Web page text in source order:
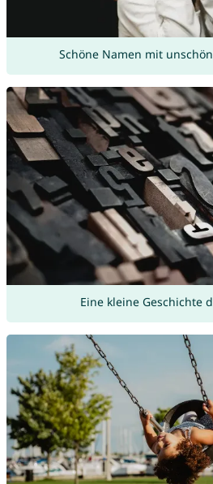
Schöne Namen mit
Eine kleine Geschichte